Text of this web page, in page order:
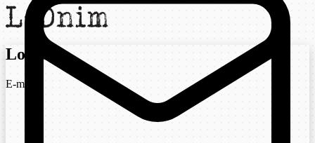
Login
E-mail